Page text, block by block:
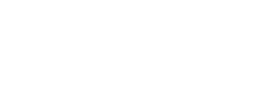
Г.И. Маттарнови (ограды).